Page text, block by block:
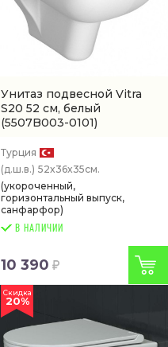
Унитаз подвесной Vitra
S20 52 см, белый
(5507B003-0101)
Турция
(д.ш.в.) 52x36x35см.
(укороченный,
горизонтальный выпуск,
санфарфор)
В НАЛИЧИИ
10 390
Скидка
20%